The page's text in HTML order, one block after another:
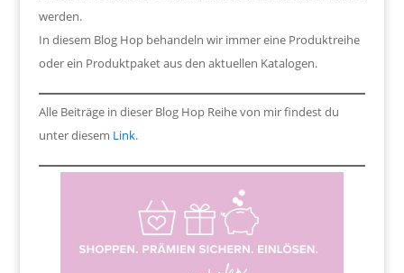
werden.
In diesem Blog Hop behandeln wir immer eine Produktreihe
oder ein Produktpaket aus den aktuellen Katalogen.
Alle Beiträge in dieser Blog Hop Reihe von mir findest du
unter diesem Link.